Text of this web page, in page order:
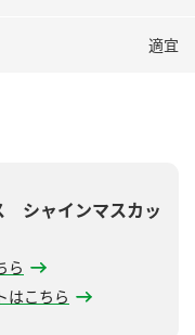
適宜
シャインマスカッ
ら
はこちら